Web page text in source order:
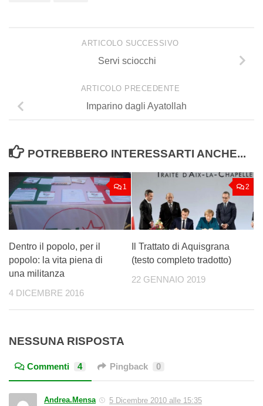
ARTICOLO SUCCESSIVO
Servi sciocchi
ARTICOLO PRECEDENTE
Imparino dagli Ayatollah
POTREBBERO INTERESSARTI ANCHE...
1
Dentro il popolo, per il
popolo: la vita piena di
una militanza
4 DICEMBRE 2016
2
Il Trattato di Aquisgrana
(testo completo tradotto)
22 GENNAIO 2019
NESSUNA RISPOSTA
Commenti 4 Pingback 0
Andrea.Mensa
5 Dicembre 2010 alle 15:35